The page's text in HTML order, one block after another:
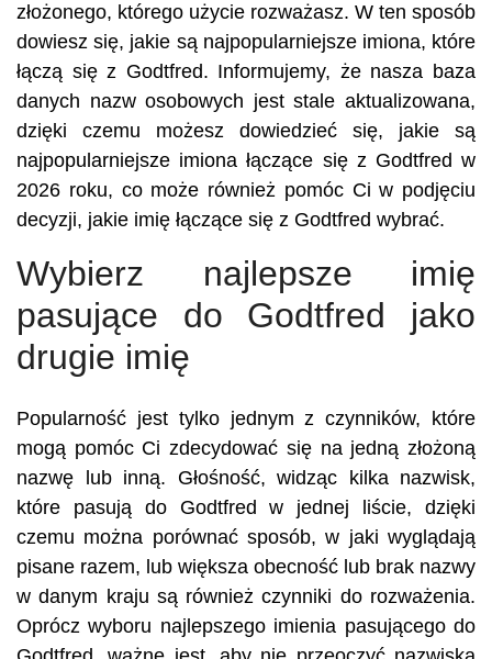
złożonego, którego użycie rozważasz. W ten sposób
dowiesz się, jakie są najpopularniejsze imiona, które
łączą się z Godtfred. Informujemy, że nasza baza
danych nazw osobowych jest stale aktualizowana,
dzięki czemu możesz dowiedzieć się, jakie są
najpopularniejsze imiona łączące się z Godtfred w
2026 roku, co może również pomóc Ci w podjęciu
decyzji, jakie imię łączące się z Godtfred wybrać.
Wybierz najlepsze imię
pasujące do Godtfred jako
drugie imię
Popularność jest tylko jednym z czynników, które
mogą pomóc Ci zdecydować się na jedną złożoną
nazwę lub inną. Głośność, widząc kilka nazwisk,
które pasują do Godtfred w jednej liście, dzięki
czemu można porównać sposób, w jaki wyglądają
pisane razem, lub większa obecność lub brak nazwy
w danym kraju są również czynniki do rozważenia.
Oprócz wyboru najlepszego imienia pasującego do